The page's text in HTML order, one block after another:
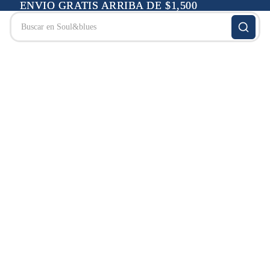
ENVIO GRATIS ARRIBA DE $1,500
ENVIO GRATIS ARRIBA DE $1,500